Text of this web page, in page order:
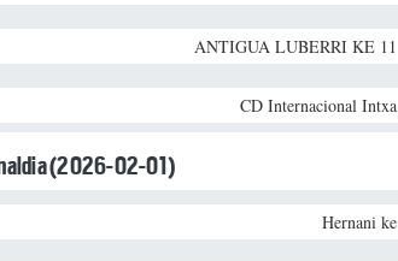
ANTIGUA LUBERRI KE 11
CD Internacional Intxa
(2026-02-01)
Hernani ke